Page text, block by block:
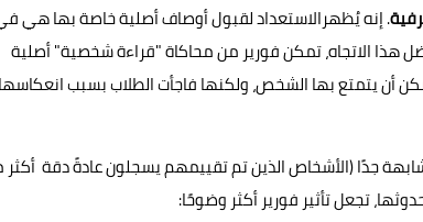
. إنه يُظهرالاستعداد لقبول أوصاف أصلية خاصة بها هي
الاتجاه، تمكن فورير من محاكاة "قراءة شخصية" أصلية
أن يتمتع بها الشخص، ولكنها فاجأت الطلاب بسبب
جدًا (الأشخاص الذين تم تقييمهم يسجلون عادةً دقة